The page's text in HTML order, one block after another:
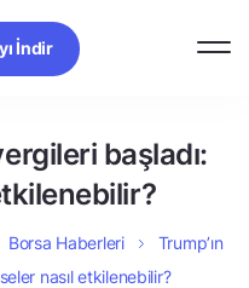
İndir
başladı:
Borsa Haberleri
Trump’ın
nasıl etkilenebilir?